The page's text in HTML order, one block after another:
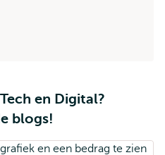
en Digital?
blogs!